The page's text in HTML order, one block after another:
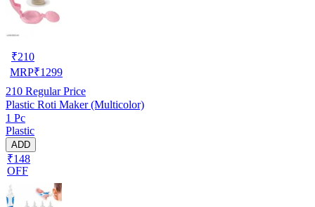
₹210
MRP₹1299
210 Regular Price
Plastic Roti Maker (Multicolor)
1 Pc
Plastic
ADD
₹148
OFF